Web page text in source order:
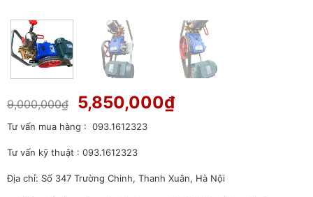
9,000,000₫
Giá
gốc
là:
9,000,000₫.
5,850,000₫Giá
5,850,000₫.
Tư vấn mua hàng : 093.1612323
Tư vấn kỹ thuật : 093.1612323
Địa chỉ: Số 347 Trường Chinh, Thanh Xuân, Hà Nội